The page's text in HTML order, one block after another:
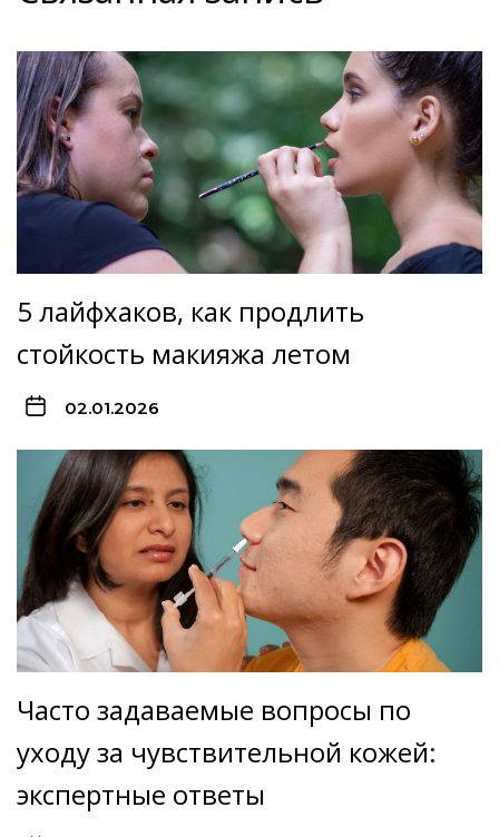
5 лайфхаков, как продлить
стойкость макияжа летом
02.01.2026
Часто задаваемые вопросы по
уходу за чувствительной кожей:
экспертные ответы